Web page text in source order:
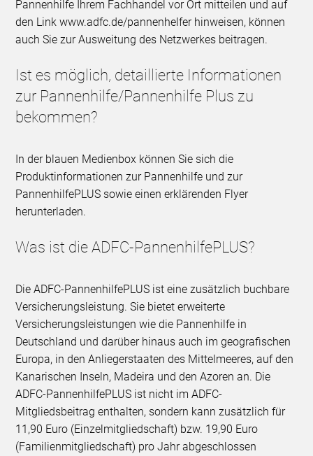
Pannenhilfe Ihrem Fachhandel vor Ort mitteilen und auf
den Link www.adfc.de/pannenhelfer hinweisen, können
auch Sie zur Ausweitung des Netzwerkes beitragen.
Ist es möglich, detaillierte Informationen
zur Pannenhilfe/Pannenhilfe Plus zu
bekommen?
In der blauen Medienbox können Sie sich die
Produktinformationen zur Pannenhilfe und zur
PannenhilfePLUS sowie einen erklärenden Flyer
herunterladen.
Was ist die ADFC-PannenhilfePLUS?
Die ADFC-PannenhilfePLUS ist eine zusätzlich buchbare
Versicherungsleistung. Sie bietet erweiterte
Versicherungsleistungen wie die Pannenhilfe in
Deutschland und darüber hinaus auch im geografischen
Europa, in den Anliegerstaaten des Mittelmeeres, auf den
Kanarischen Inseln, Madeira und den Azoren an. Die
ADFC-PannenhilfePLUS ist nicht im ADFC-
Mitgliedsbeitrag enthalten, sondern kann zusätzlich für
11,90 Euro (Einzelmitgliedschaft) bzw. 19,90 Euro
(Familienmitgliedschaft) pro Jahr abgeschlossen